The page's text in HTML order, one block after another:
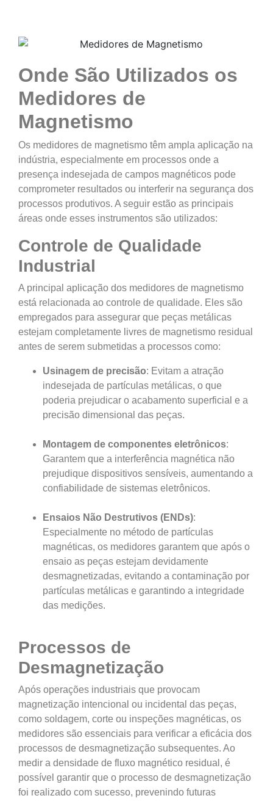
Onde São Utilizados os
Medidores de
Magnetismo
Os medidores de magnetismo têm ampla aplicação na
indústria, especialmente em processos onde a
presença indesejada de campos magnéticos pode
comprometer resultados ou interferir na segurança dos
processos produtivos. A seguir estão as principais
áreas onde esses instrumentos são utilizados:
Controle de Qualidade
Industrial
A principal aplicação dos medidores de magnetismo
está relacionada ao controle de qualidade. Eles são
empregados para assegurar que peças metálicas
estejam completamente livres de magnetismo residual
antes de serem submetidas a processos como:
Usinagem de precisão: Evitam a atração
indesejada de partículas metálicas, o que
poderia prejudicar o acabamento superficial e a
precisão dimensional das peças.
Montagem de componentes eletrônicos:
Garantem que a interferência magnética não
prejudique dispositivos sensíveis, aumentando a
confiabilidade de sistemas eletrônicos.
Ensaios Não Destrutivos (ENDs):
Especialmente no método de partículas
magnéticas, os medidores garantem que após o
ensaio as peças estejam devidamente
desmagnetizadas, evitando a contaminação por
partículas metálicas e garantindo a integridade
das medições.
Processos de
Desmagnetização
Após operações industriais que provocam
magnetização intencional ou incidental das peças,
como soldagem, corte ou inspeções magnéticas, os
medidores são essenciais para verificar a eficácia dos
processos de desmagnetização subsequentes. Ao
medir a densidade de fluxo magnético residual, é
possível garantir que o processo de desmagnetização
foi realizado com sucesso, prevenindo futuras